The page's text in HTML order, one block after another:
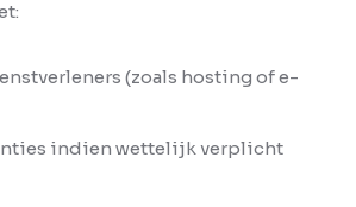
(zoals hosting of e-
indien wettelijk verplicht